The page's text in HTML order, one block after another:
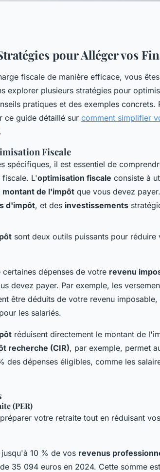
pour
pour Alléger vos
fiscale de manière efficace, vous
explorer plusieurs stratégies pour
pratiques et des exemples concrets.
ce guide détaillé sur comment simplifier
.
Fiscale
spécifiques, il est essentiel de
L'optimisation fiscale consiste à
montant de l'impôt que vous devez
d'impôt, et des investissements
sont deux outils puissants pour réduire
dépenses de votre revenu
devez payer. Par exemple, les
être déduits de votre revenu imposable,
les salariés.
réduisent directement le montant de
recherche (CIR), par exemple, permet
des dépenses éligibles, comme les
(PER)
votre retraite tout en réduisant vos
10 % de vos revenus
35 094 euros en 2024. Cette somme